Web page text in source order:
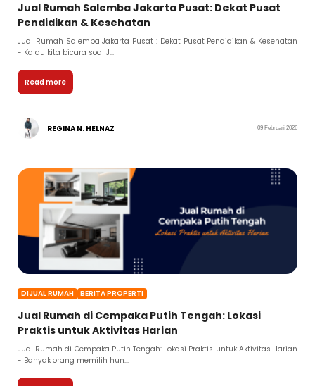
Jual Rumah Salemba Jakarta Pusat: Dekat Pusat
Pendidikan & Kesehatan
Jual Rumah Salemba Jakarta Pusat : Dekat Pusat Pendidikan & Kesehatan
- Kalau kita bicara soal J...
Read more
REGINA N. HELNAZ 09 Februari 2026
DIJUAL RUMAH BERITA PROPERTI
Jual Rumah di Cempaka Putih Tengah: Lokasi
Praktis untuk Aktivitas Harian
Jual Rumah di Cempaka Putih Tengah: Lokasi Praktis untuk Aktivitas Harian
- Banyak orang memilih hun...